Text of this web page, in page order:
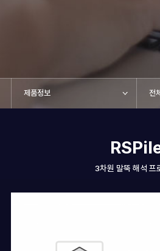
제품정보 전
3차원 말뚝 해석 프